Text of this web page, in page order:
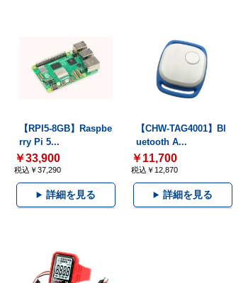
【RPI5-8GB】Raspbe
rry Pi 5...
￥33,900
税込￥37,290
詳細を見る
【CHW-TAG4001】Bl
uetooth A...
￥11,700
税込￥12,870
詳細を見る